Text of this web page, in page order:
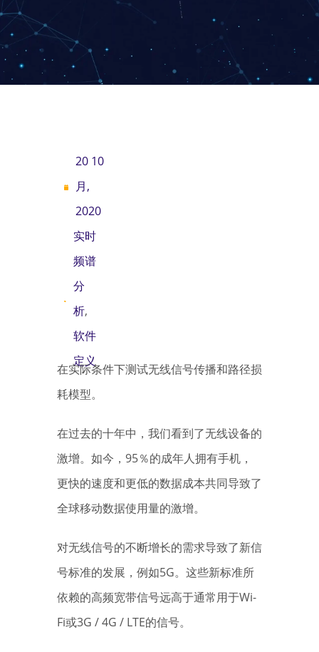
20 10
月,
2020
实时
频谱
分
析,
软件
定义
在实际条件下测试无线信号传播和路径损
耗模型。
在过去的十年中，我们看到了无线设备的
激增。如今，95％的成年人拥有手机，
更快的速度和更低的数据成本共同导致了
全球移动数据使用量的激增。
对无线信号的不断增长的需求导致了新信
号标准的发展，例如5G。这些新标准所
依赖的高频宽带信号远高于通常用于Wi-
Fi或3G / 4G / LTE的信号。